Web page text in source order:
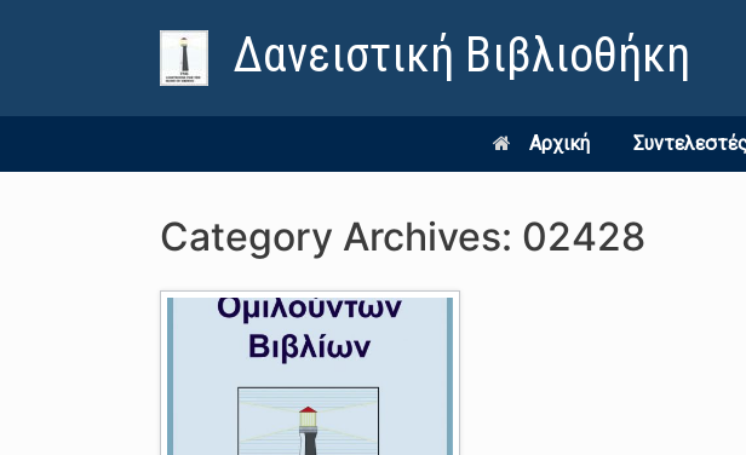
Δανειστική Βιβλιοθήκη
Αρχική
Category Archives: 02428